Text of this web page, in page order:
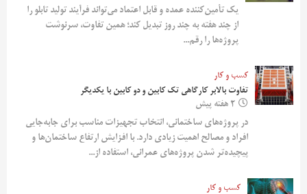
یک تأمین‌کننده عمده و قابل اعتماد می‌تواند فرآیند تولید تابلو را
از چند هفته به چند روز تبدیل کند؛ همین تفاوت، سرنوشت
پروژه‌ها را رقم...
کسب و کار
تفاوت بالابر کارگاهی تک کابین و دو کابین با یکدیگر
2 هفته پیش
در پروژه‌های ساختمانی، انتخاب تجهیزات مناسب برای جابه‌جایی
افراد و مصالح اهمیت زیادی دارد. با افزایش ارتفاع ساختمان‌ها و
پیچیده‌تر شدن پروژه‌های عمرانی، استفاده از...
کسب و کار